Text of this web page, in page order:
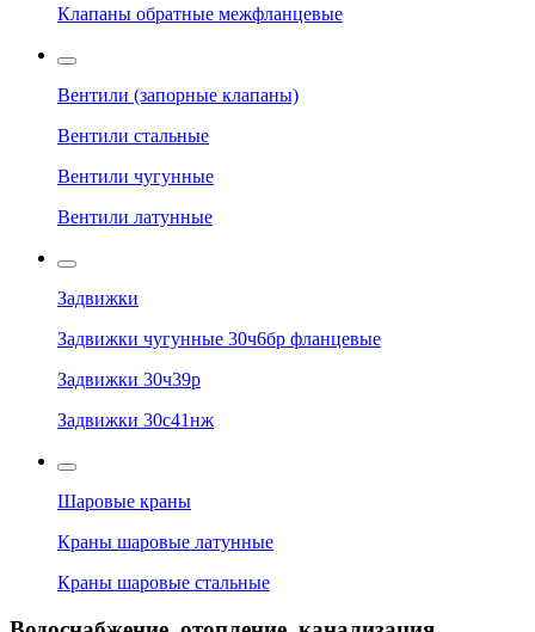
Клапаны обратные межфланцевые
Вентили (запорные клапаны)
Вентили стальные
Вентили чугунные
Вентили латунные
Задвижки
Задвижки чугунные 30ч6бр фланцевые
Задвижки 30ч39р
Задвижки 30с41нж
Шаровые краны
Краны шаровые латунные
Краны шаровые стальные